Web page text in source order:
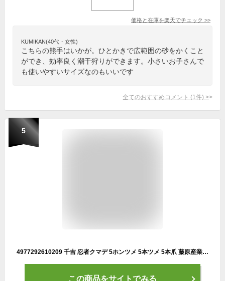
価格と在庫を楽天でチェック >>
KUMIKAN(40代・女性)
こちらの熊手はいかが。ひとかきで広範囲の砂をかくこと
ができ、効率良く潮干狩りができます。小さいお子さんで
も使いやすいサイズなのもいいです
全てのおすすめコメント (1 件) >
5
4977292610209 千吉 忍者クマデ 5ホンツメ 5本ツメ 5本爪 藤原産業 潮干狩り用 SENKICHI 千吉忍者クマデ 道具 熊手
この商品をサイトでみる